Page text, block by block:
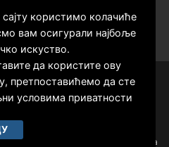
округа
савез Нишавског
Израда сајта и хостинг: Hosting-Srbija
користимо колачиће
вам осигурали најбоље
искуство.
да користите ову
претпоставићемо да сте
условима приватности